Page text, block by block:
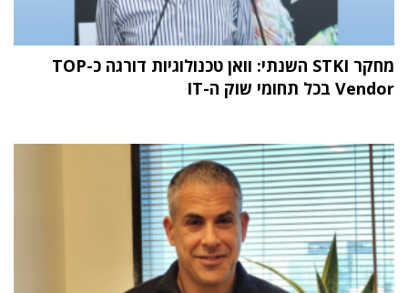
מחקר STKI השנתי: וואן טכנולוגיות דורגה כ-TOP
Vendor בכל תחומי שוק ה-IT